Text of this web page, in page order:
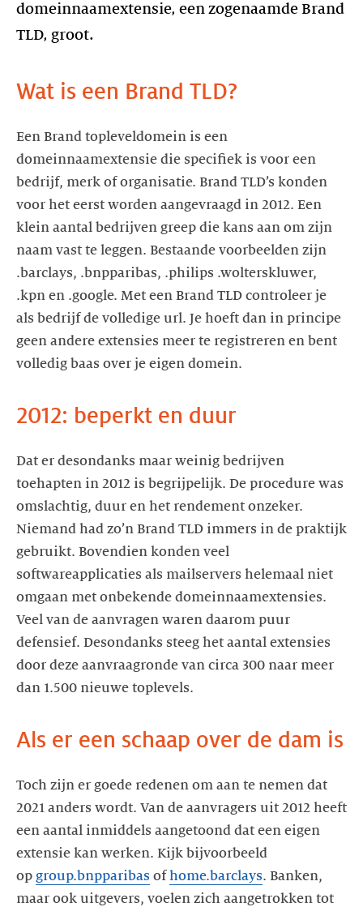
domeinnaamextensie, een zogenaamde Brand
TLD, groot.
Wat is een Brand TLD?
Een Brand topleveldomein is een
domeinnaamextensie die specifiek is voor een
bedrijf, merk of organisatie. Brand TLD’s konden
voor het eerst worden aangevraagd in 2012. Een
klein aantal bedrijven greep die kans aan om zijn
naam vast te leggen. Bestaande voorbeelden zijn
.barclays, .bnpparibas, .philips .wolterskluwer,
.kpn en .google. Met een Brand TLD controleer je
als bedrijf de volledige url. Je hoeft dan in principe
geen andere extensies meer te registreren en bent
volledig baas over je eigen domein.
2012: beperkt en duur
Dat er desondanks maar weinig bedrijven
toehapten in 2012 is begrijpelijk. De procedure was
omslachtig, duur en het rendement onzeker.
Niemand had zo’n Brand TLD immers in de praktijk
gebruikt. Bovendien konden veel
softwareapplicaties als mailservers helemaal niet
omgaan met onbekende domeinnaamextensies.
Veel van de aanvragen waren daarom puur
defensief. Desondanks steeg het aantal extensies
door deze aanvraagronde van circa 300 naar meer
dan 1.500 nieuwe toplevels.
Als er een schaap over de dam is
Toch zijn er goede redenen om aan te nemen dat
2021 anders wordt. Van de aanvragers uit 2012 heeft
een aantal inmiddels aangetoond dat een eigen
extensie kan werken. Kijk bijvoorbeeld
op group.bnpparibas ofhome.barclays. Banken,
maar ook uitgevers, voelen zich aangetrokken tot